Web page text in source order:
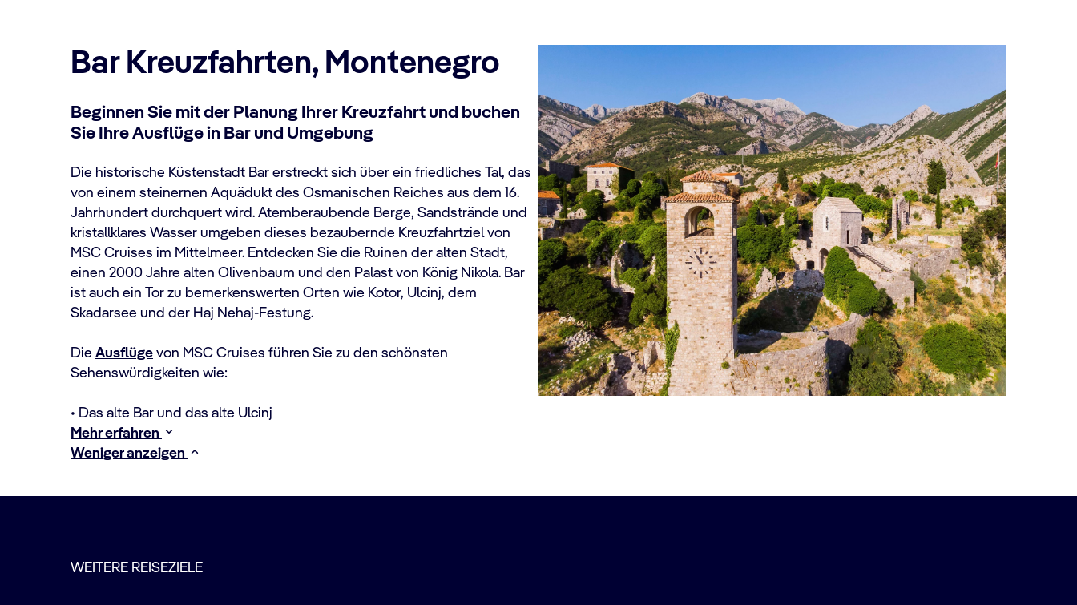
Bar Kreuzfahrten, Montenegro
Beginnen Sie mit der Planung Ihrer Kreuzfahrt und buchen
Sie Ihre Ausflüge in Bar und Umgebung
Die historische Küstenstadt Bar erstreckt sich über ein friedliches Tal, das
von einem steinernen Aquädukt des Osmanischen Reiches aus dem 16.
Jahrhundert durchquert wird. Atemberaubende Berge, Sandstrände und
kristallklares Wasser umgeben dieses bezaubernde Kreuzfahrtziel von
MSC Cruises im Mittelmeer. Entdecken Sie die Ruinen der alten Stadt,
einen 2000 Jahre alten Olivenbaum und den Palast von König Nikola. Bar
ist auch ein Tor zu bemerkenswerten Orten wie Kotor, Ulcinj, dem
Skadarsee und der Haj Nehaj-Festung.
Die Ausflüge von MSC Cruises führen Sie zu den schönsten
Sehenswürdigkeiten wie:
• Das alte Bar und das alte Ulcinj
Mehr erfahren
Weniger anzeigen
WEITERE REISEZIELE